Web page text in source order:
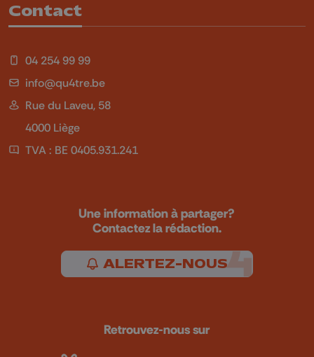
Contact
04 254 99 99
info@qu4tre.be
Rue du Laveu, 58
4000 Liège
TVA : BE 0405.931.241
Une information à partager?
Contactez la rédaction.
ALERTEZ-NOUS
Retrouvez-nous sur